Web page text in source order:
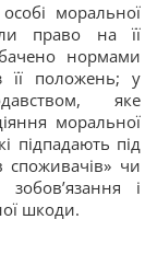
моральної
право на її
нормами
її положень; у
яке
моральної
підпадають під
споживачів» чи
і
шкоди.